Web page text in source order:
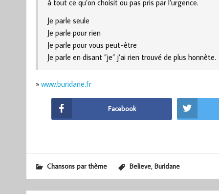
à tout ce qu’on choisit ou pas pris par l’urgence.
Je parle seule
Je parle pour rien
Je parle pour vous peut-être
Je parle en disant ”je” j’ai rien trouvé de plus honnête.
» www.buridane.fr
Facebook
Chansons par thème Believe, Buridane